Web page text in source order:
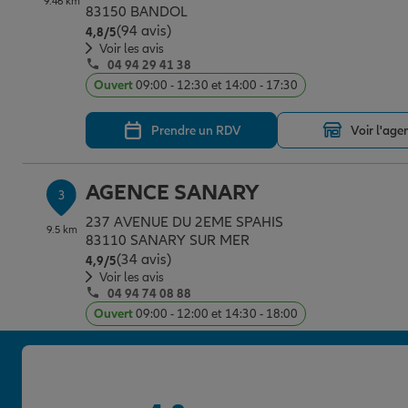
83150 BANDOL
4,8/5Note de 4.8 sur 5
(94 avis)
Voir les avis
04 94 29 41 38
Ouvert09:00 - 12:30 et 14:00 - 17:30
Prendre un RDV Voir
3
9.5 km
AGENCE SANARY
237 AVENUE DU 2EME SPAHIS
83110 SANARY SUR MER
4,9/5Note de 4.9 sur 5
(34 avis)
Voir les avis
04 94 74 08 88
Ouvert09:00 - 12:00 et 14:30 - 18:00